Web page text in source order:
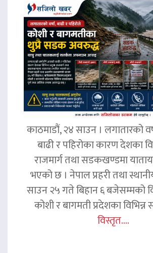
काठमाडौं, २४ साउन । लगातारको
बाढी र पहिरोका कारण देशका
राजमार्ग तथा सडकखण्डमा
भएको छ । नेपाल प्रहरी तथा
साउन २५ गते बिहान ६ बजेसम्मको
कोशी र बागमती प्रदेशका
विस्तृत....